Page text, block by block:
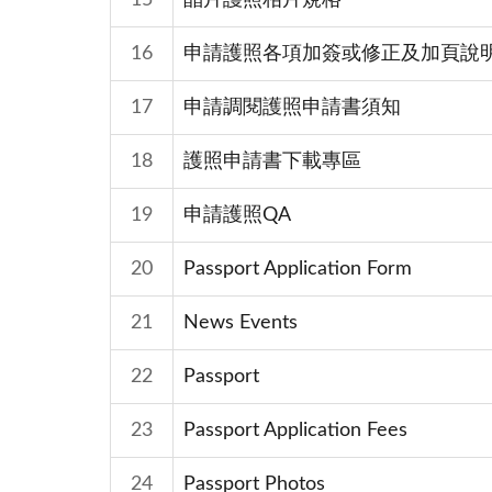
16 申請護照各項加簽或修正及加頁說
17 申請調閱護照申請書須知
18 護照申請書下載專區
19 申請護照QA
20 Passport Application Form
21 News Events
22 Passport
23 Passport Application Fees
24 Passport Photos